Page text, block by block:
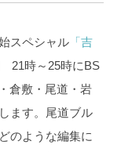
スペシャル 「吉
時～25時にBS
倉敷・尾道・岩
ます。尾道ブル
のような編集に